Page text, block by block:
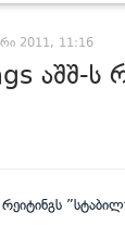
2011, 11:16
აშშ-ს